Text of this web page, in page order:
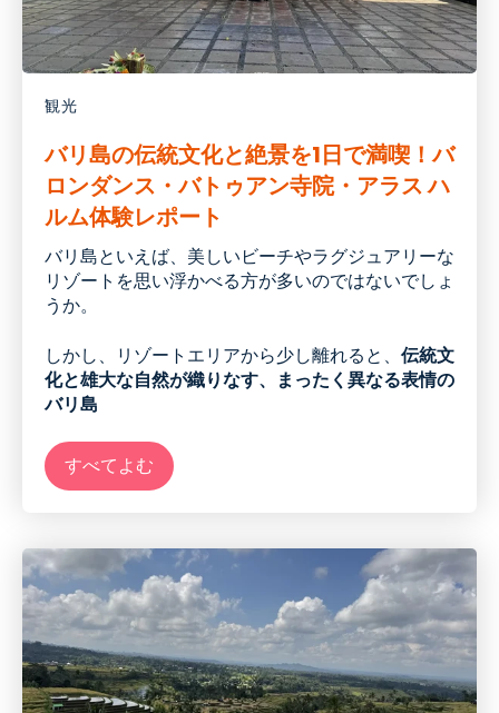
観光
バリ島の伝統文化と絶景を1日で満喫！バ
ロンダンス・バトゥアン寺院・アラス ハ
ルム体験レポート
バリ島といえば、美しいビーチやラグジュアリーな
リゾートを思い浮かべる方が多いのではないでしょ
うか。
しかし、リゾートエリアから少し離れると、 伝統文
化と雄大な自然が織りなす、まったく異なる表情の
バリ島
すべてよむ